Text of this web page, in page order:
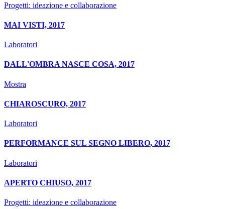
Progetti: ideazione e collaborazione
MAI VISTI, 2017
Laboratori
DALL'OMBRA NASCE COSA, 2017
Mostra
CHIAROSCURO, 2017
Laboratori
PERFORMANCE SUL SEGNO LIBERO, 2017
Laboratori
APERTO CHIUSO, 2017
Progetti: ideazione e collaborazione